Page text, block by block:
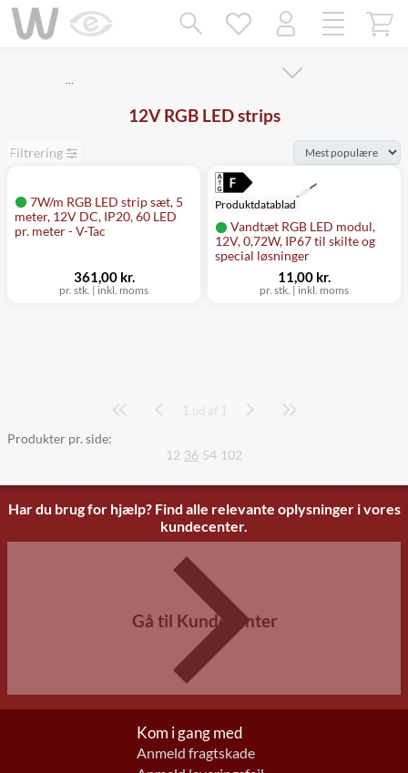
…
12V RGB LED strips
Filtrering
7W/m RGB LED strip sæt, 5
meter, 12V DC, IP20, 60 LED
pr. meter - V-Tac
pr. stk. | inkl. moms
361,00 kr.
Vandtæt RGB LED modul,
12V, 0,72W, IP67 til skilte og
special løsninger
Produktdatablad
pr. stk. | inkl. moms
11,00 kr.
Side
1 ud af 1
Produkter pr. side:
12 36 54 102
Har du brug for hjælp? Find alle relevante oplysninger i vores
kundecenter.
Gå til Kundecenter
Kom i gang med
Anmeld fragtskade
Mangler chatten?
Ret samtykke!